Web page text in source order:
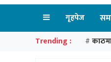
गृहपेज
Trending : #